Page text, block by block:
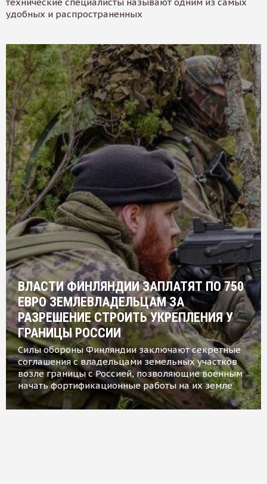
удобных и распространенных
ВЛАСТИ ФИНЛЯНДИИ ЗАПЛАТЯТ ПО 750
ЕВРО ЗЕМЛЕВЛАДЕЛЬЦАМ ЗА
РАЗРЕШЕНИЕ СТРОИТЬ УКРЕПЛЕНИЯ У
ГРАНИЦЫ РОССИИ
Силы обороны Финляндии заключают секретные
соглашения с владельцами земельных участков
возле границы с Россией, позволяющие военным
начать фортификационные работы на их земле